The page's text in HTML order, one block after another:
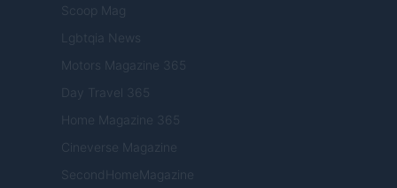
Scoop Mag
Lgbtqia News
Motors Magazine 365
Day Travel 365
Home Magazine 365
Cineverse Magazine
SecondHomeMagazine